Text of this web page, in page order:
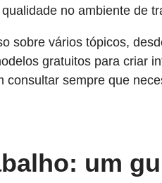
no ambiente de
sobre vários tópicos,
gratuitos para criar
sempre que
um